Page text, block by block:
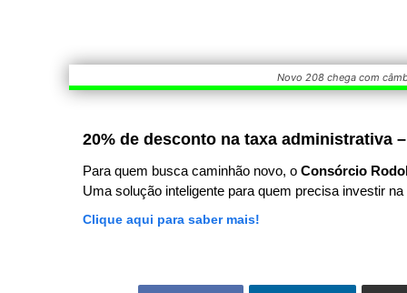
Novo 208 chega com
20% de desconto na taxa administrativa
Para quem busca caminhão novo, o Consórcio
Uma solução inteligente para quem precisa investir na
Clique aqui para saber mais!